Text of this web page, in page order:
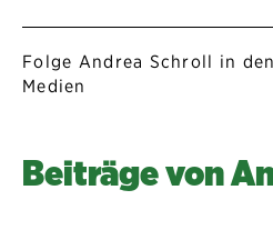
Folge Andrea Schroll in
Medien
Beiträge von